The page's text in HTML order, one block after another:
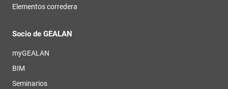
Elementos corredera
Socio de GEALAN
myGEALAN
BIM
Seminarios